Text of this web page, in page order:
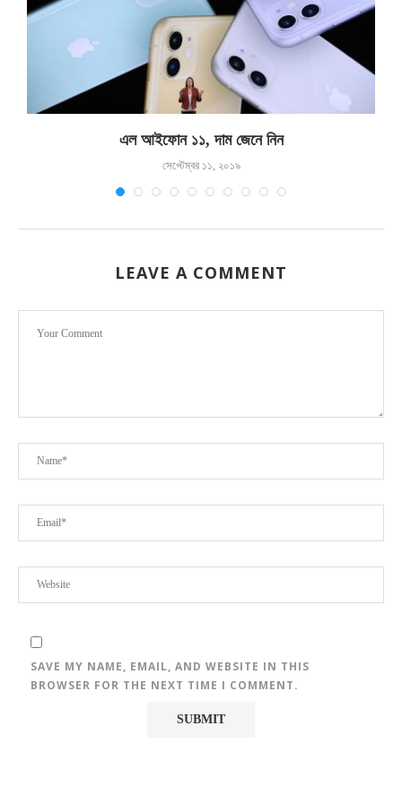
এল আইফোন ১১, দাম জেনে নিন
সেপ্টেম্বর ১১, ২০১৯
LEAVE A COMMENT
SAVE MY NAME, EMAIL, AND WEBSITE IN THIS
BROWSER FOR THE NEXT TIME I COMMENT.